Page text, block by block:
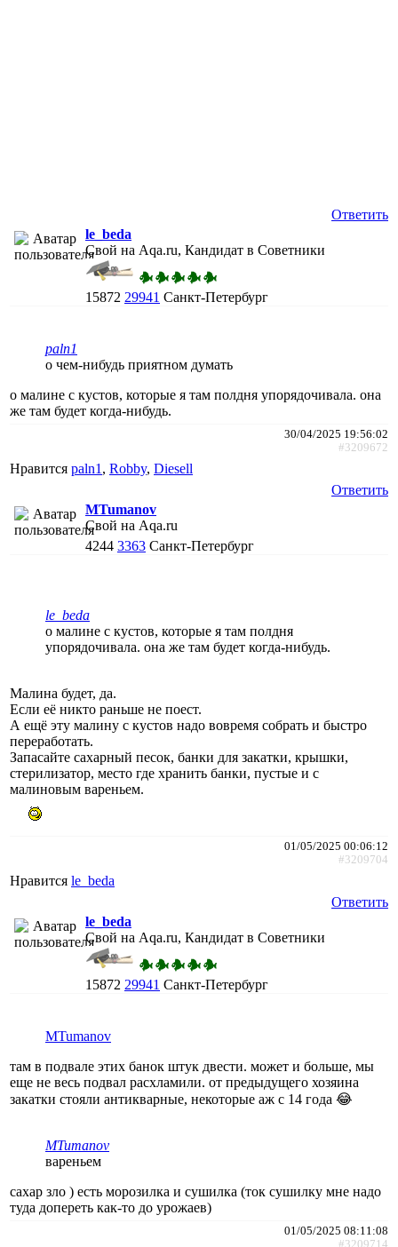
Ответить
le_beda
Свой на Aqa.ru, Кандидат в Советники
15872 29941 Санкт-Петербург
paln1
о чем-нибудь приятном думать
о малине с кустов, которые я там полдня упорядочивала. она
же там будет когда-нибудь.
30/04/2025 19:56:02
#3209672
Нравится paln1 , Robby, Diesell
Ответить
MTumanov
Свой на Aqa.ru
4244 3363 Санкт-Петербург
le_beda
о малине с кустов, которые я там полдня
упорядочивала. она же там будет когда-нибудь.
Малина будет, да.
Если её никто раньше не поест.
А ещё эту малину с кустов надо вовремя собрать и быстро
переработать.
Запасайте сахарный песок, банки для закатки, крышки,
стерилизатор, место где хранить банки, пустые и с
малиновым вареньем.
01/05/2025 00:06:12
#3209704
Нравится le_beda
Ответить
le_beda
Свой на Aqa.ru, Кандидат в Советники
15872 29941 Санкт-Петербург
MTumanov
там в подвале этих банок штук двести. может и больше, мы
еще не весь подвал расхламили. от предыдущего хозяина
закатки стояли антикварные, некоторые аж с 14 года 😂
MTumanov
вареньем
сахар зло ) есть морозилка и сушилка (ток сушилку мне надо
туда допереть как-то до урожаев)
01/05/2025 08:11:08
#3209714